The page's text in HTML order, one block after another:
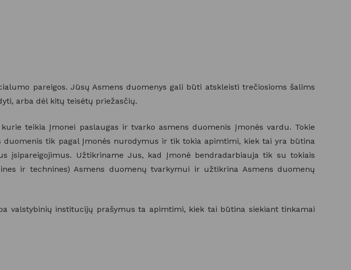
pareigos. Jūsų Asmens duomenys gali būti atskleisti trečiosioms šalims
arba dėl kitų teisėtų priežasčių.
teikia Įmonei paslaugas ir tvarko asmens duomenis Įmonės vardu. Tokie
tik pagal Įmonės nurodymus ir tik tokia apimtimi, kiek tai yra būtina
įsipareigojimus. Užtikriname Jus, kad Įmonė bendradarbiauja tik su tokiais
ir technines) Asmens duomenų tvarkymui ir užtikrina Asmens duomenų
valstybinių institucijų prašymus ta apimtimi, kiek tai būtina siekiant tinkamai